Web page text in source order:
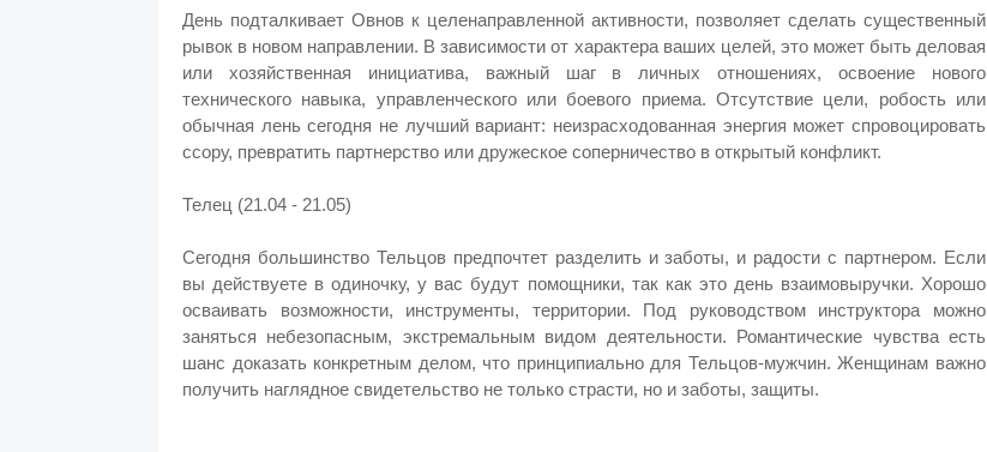
День подталкивает Овнов к целенаправленной активности, позволяет сделать существенный
рывок в новом направлении. В зависимости от характера ваших целей, это может быть деловая
или хозяйственная инициатива, важный шаг в личных отношениях, освоение нового
технического навыка, управленческого или боевого приема. Отсутствие цели, робость или
обычная лень сегодня не лучший вариант: неизрасходованная энергия может спровоцировать
ссору, превратить партнерство или дружеское соперничество в открытый конфликт.
Телец (21.04 - 21.05)
Сегодня большинство Тельцов предпочтет разделить и заботы, и радости с партнером. Если
вы действуете в одиночку, у вас будут помощники, так как это день взаимовыручки. Хорошо
осваивать возможности, инструменты, территории. Под руководством инструктора можно
заняться небезопасным, экстремальным видом деятельности. Романтические чувства есть
шанс доказать конкретным делом, что принципиально для Тельцов-мужчин. Женщинам важно
получить наглядное свидетельство не только страсти, но и заботы, защиты.